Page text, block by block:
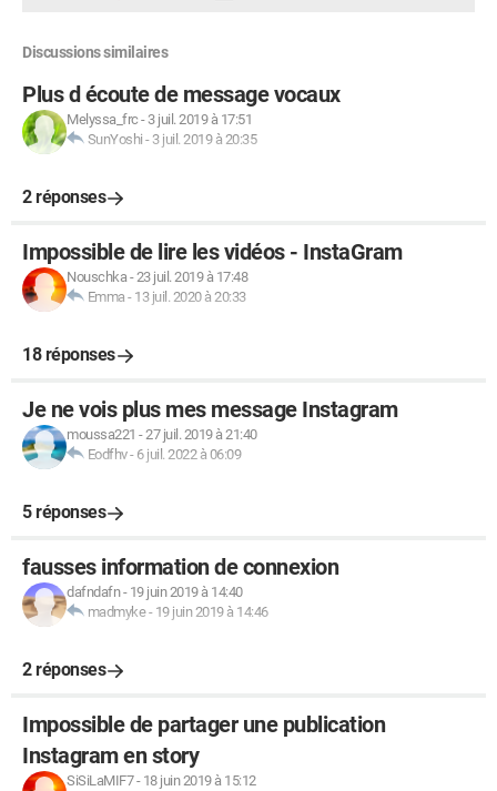
Discussions similaires
Plus d écoute de message vocaux
Melyssa_frc - 3 juil. 2019 à 17:51
SunYoshi - 3 juil. 2019 à 20:35
2 réponses
Impossible de lire les vidéos - InstaGram
Nouschka-23 juil. 2019 à 17:48
Emma - 13 juil. 2020 à 20:33
18 réponses
Je ne vois plus mes message Instagram
moussa221 -27 juil. 2019 à 21:40
Eodfhv- 6 juil. 2022 à 06:09
5 réponses
fausses information de connexion
dafndafn- 19 juin 2019 à 14:40
madmyke- 19 juin 2019 à 14:46
2 réponses
Impossible de partager une publication
Instagram en story
SiSiLaMIF7- 18 juin 2019 à 15:12